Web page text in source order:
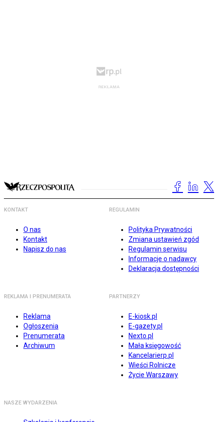
KONTAKT
O nas
Kontakt
Napisz do nas
REGULAMIN
Polityka Prywatności
Zmiana ustawień zgód
Regulamin serwisu
Informacje o nadawcy
Deklaracja dostępności
REKLAMA I PRENUMERATA
Reklama
Ogłoszenia
Prenumerata
Archiwum
PARTNERZY
E-kiosk.pl
E-gazety.pl
Nexto.pl
Mała księgowość
Kancelarierp.pl
Wieści Rolnicze
Życie Warszawy
NASZE WYDARZENIA